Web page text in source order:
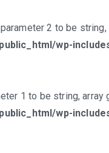
2 to be string,
wp-
1 to be string, array
wp-